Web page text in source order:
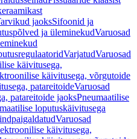
jaoksSifoonid ja
ja üleminekudVaruosad
VarjatudVaruosad
käivitusega,
käivitusega, võrgutoide
patareitoideVaruosad
patareitoide jaoksPneumaatilise
loputuskäivitusega
Varuosad
käivitusega,